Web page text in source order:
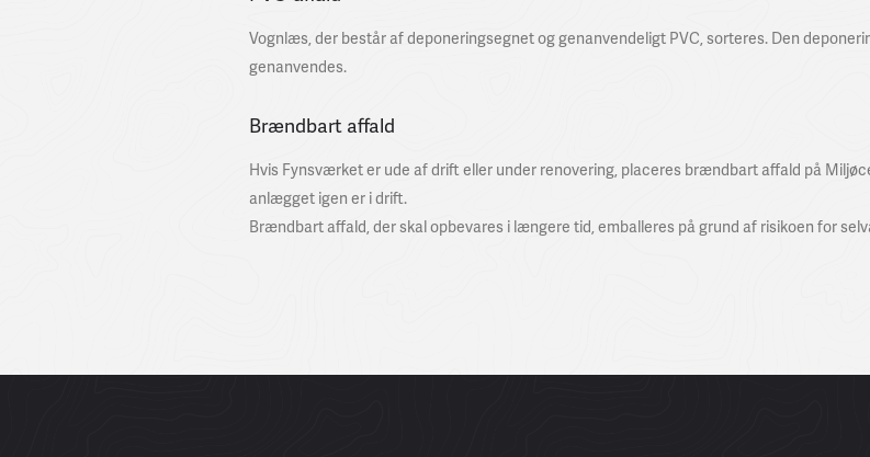
Vognlæs, der består af deponeringsegnet og genanvendeligt PVC, sorteres. Den
genanvendes.
Brændbart affald
Hvis Fynsværket er ude af drift eller under renovering, placeres brændbart affald på
anlægget igen er i drift.
Brændbart affald, der skal opbevares i længere tid, emballeres på grund af risikoen for